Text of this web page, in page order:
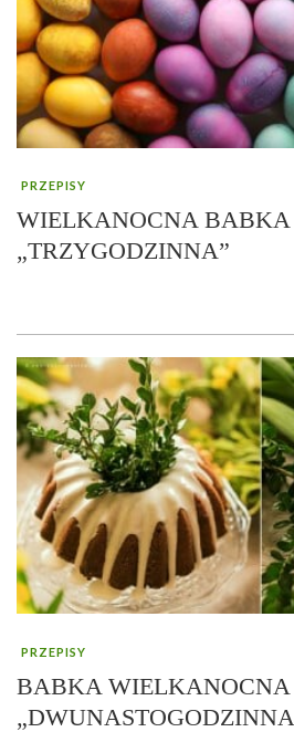
PRZEPISY
WIELKANOCNA BABKA
„TRZYGODZINNA”
PRZEPISY
BABKA WIELKANOCNA